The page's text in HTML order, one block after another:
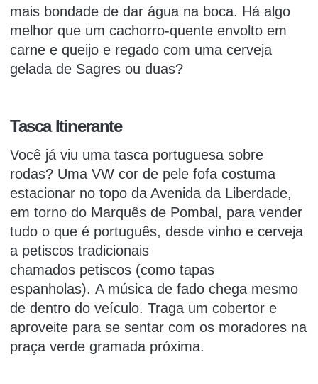
mais bondade de dar água na boca. Há algo
melhor que um cachorro-quente envolto em
carne e queijo e regado com uma cerveja
gelada de Sagres ou duas?
Tasca Itinerante
Você já viu uma tasca portuguesa sobre
rodas? Uma VW cor de pele fofa costuma
estacionar no topo da Avenida da Liberdade,
em torno do Marquês de Pombal, para vender
tudo o que é português, desde vinho e cerveja
a petiscos tradicionais
chamados petiscos (como tapas
espanholas). A música de fado chega mesmo
de dentro do veículo. Traga um cobertor e
aproveite para se sentar com os moradores na
praça verde gramada próxima.